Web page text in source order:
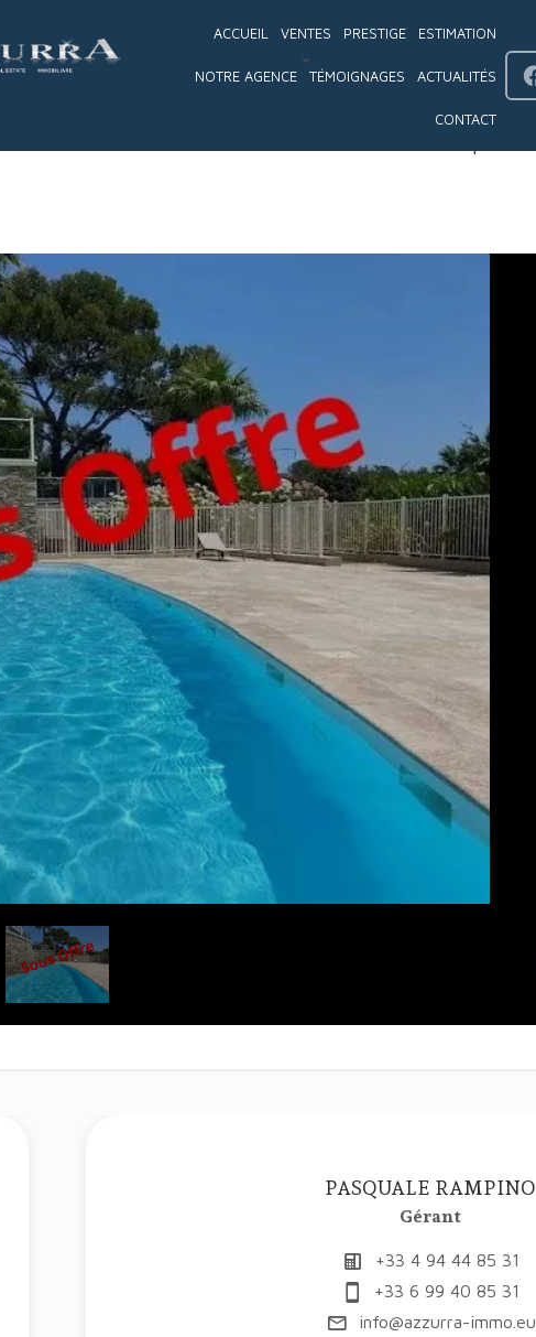
ACCUEIL VENTES PRESTIGE ESTIMATION
NOTRE AGENCE TÉMOIGNAGES ACTUALITÉS
CONTACT
PASQUALE RAMPINO
Gérant
+33 4 94 44 85 31
+33 6 99 40 85 31
info@azzurra-immo.eu